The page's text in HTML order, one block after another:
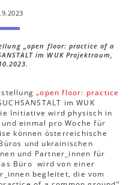
„open floor: practice of a
im WUK Projektraum,
„open floor: practice
im WUK
Initiative wird physisch in
einmal pro Woche für
können österreichische
und ukrainischen
und Partner_innen für
Büro wird von einer
begleitet, die vom